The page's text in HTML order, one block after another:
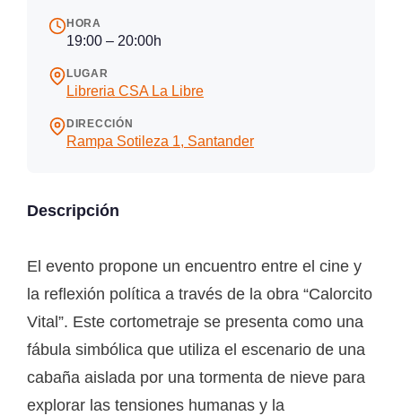
HORA
19:00 – 20:00h
LUGAR
Libreria CSA La Libre
DIRECCIÓN
Rampa Sotileza 1, Santander
Descripción
El evento propone un encuentro entre el cine y
la reflexión política a través de la obra “Calorcito
Vital”. Este cortometraje se presenta como una
fábula simbólica que utiliza el escenario de una
cabaña aislada por una tormenta de nieve para
explorar las tensiones humanas y la